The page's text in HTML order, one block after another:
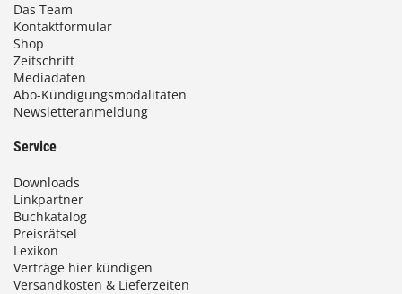
Das Team
Kontaktformular
Shop
Zeitschrift
Mediadaten
Abo-Kündigungsmodalitäten
Newsletteranmeldung
Service
Downloads
Linkpartner
Buchkatalog
Preisrätsel
Lexikon
Verträge hier kündigen
Versandkosten & Lieferzeiten